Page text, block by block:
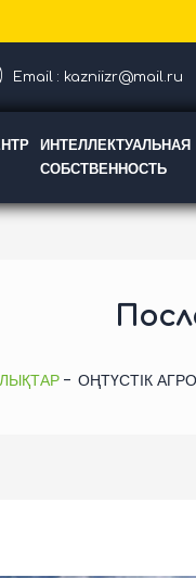
Email : kazniizr@mail.ru
ИНТЕЛЛЕКТУАЛЬНАЯ
СОБСТВЕННОСТЬ
ОҢТҮСТІК